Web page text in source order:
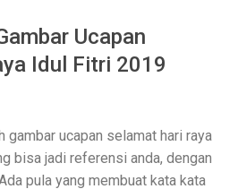
Ucapan
Idul Fitri 2019
gambar ucapan selamat hari raya
bisa jadi referensi anda, dengan
pula yang membuat kata kata